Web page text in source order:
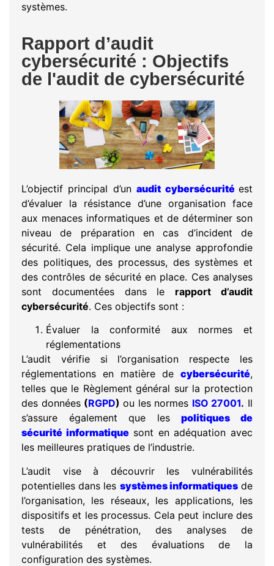
systèmes.
Rapport d’audit
cybersécurité : Objectifs
de l'audit de cybersécurité
L’objectif principal d’unaudit cybersécuritéest
d’évaluer la résistance d’une organisation face
aux menaces informatiques et de déterminer son
niveau de préparation en cas d’incident de
sécurité. Cela implique une analyse approfondie
des politiques, des processus, des systèmes et
des contrôles de sécurité en place. Ces analyses
sont documentées dans le rapport d’audit
cybersécurité. Ces objectifs sont :
Évaluer la conformité aux normes et
réglementations
L’audit vérifie si l’organisation respecte les
réglementations en matière de cybersécurité,
telles que le Règlement général sur la protection
des données (RGPD) ou les normes ISO 27001. Il
s’assure également que lespolitiques de
sécurité informatiquesont en adéquation avec
les meilleures pratiques de l’industrie.
L’audit vise à découvrir les vulnérabilités
potentielles dans les systèmes informatiquesde
l’organisation, les réseaux, les applications, les
dispositifs et les processus. Cela peut inclure des
tests de pénétration, des analyses de
vulnérabilités et des évaluations de la
configuration des systèmes.